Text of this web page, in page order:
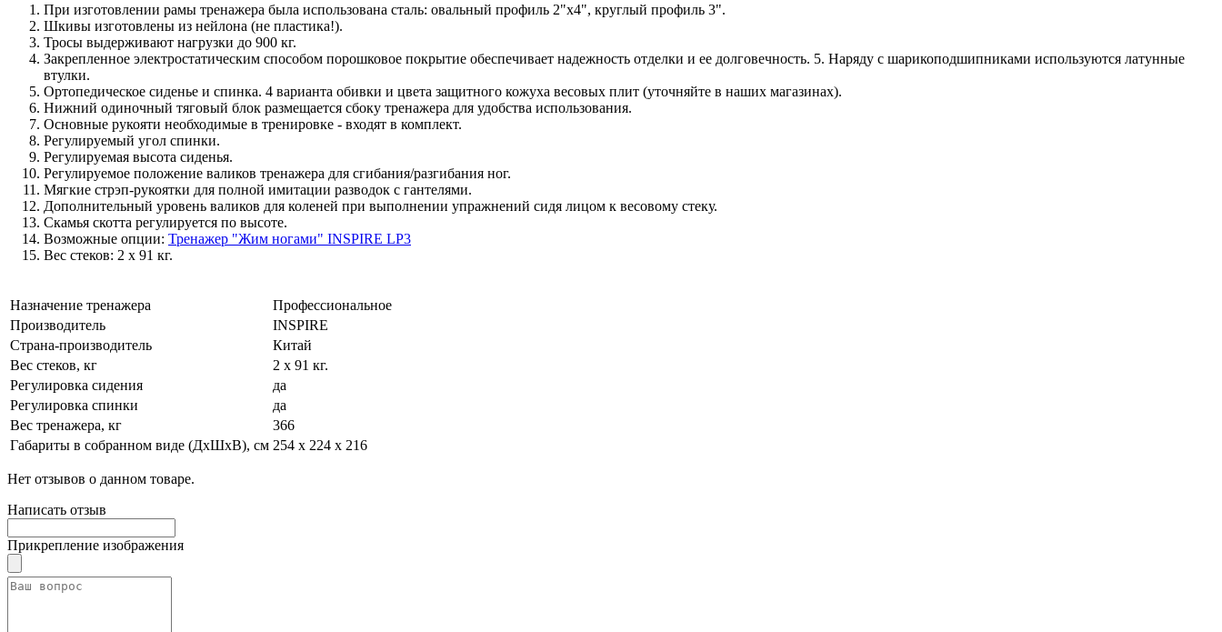
При изготовлении рамы тренажера была использована сталь: овальный профиль 2"х4", круглый профиль 3".
Шкивы изготовлены из нейлона (не пластика!).
Тросы выдерживают нагрузки до 900 кг.
Закрепленное электростатическим способом порошковое покрытие обеспечивает надежность отделки и ее долговечность. 5. Наряду с шарикоподшипниками используются латунные
втулки.
Ортопедическое сиденье и спинка. 4 варианта обивки и цвета защитного кожуха весовых плит (уточняйте в наших магазинах).
Нижний одиночный тяговый блок размещается сбоку тренажера для удобства использования.
Основные рукояти необходимые в тренировке - входят в комплект.
Регулируемый угол спинки.
Регулируемая высота сиденья.
Регулируемое положение валиков тренажера для сгибания/разгибания ног.
Мягкие стрэп-рукоятки для полной имитации разводок с гантелями.
Дополнительный уровень валиков для коленей при выполнении упражнений сидя лицом к весовому стеку.
Скамья скотта регулируется по высоте.
Возможные опции: Тренажер "Жим ногами" INSPIRE LP3
Вес стеков: 2 х 91 кг.
Назначение тренажера
Профессиональное
Производитель
INSPIRE
Страна-производитель
Китай
Вес стеков, кг
2 х 91 кг.
Регулировка сидения
да
Регулировка спинки
да
Вес тренажера, кг
366
Габариты в собранном виде (ДхШхВ), см 254 х 224 х 216
Нет отзывов о данном товаре.
Написать отзыв
Прикрепление изображения